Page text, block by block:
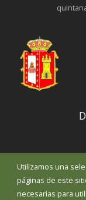
Utilizamos una
páginas de este
necesarias para